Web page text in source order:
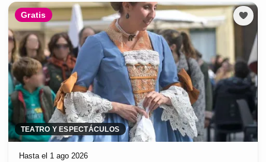
Gratis
TEATRO Y ESPECTÁCULOS
Hasta el 1 ago 2026